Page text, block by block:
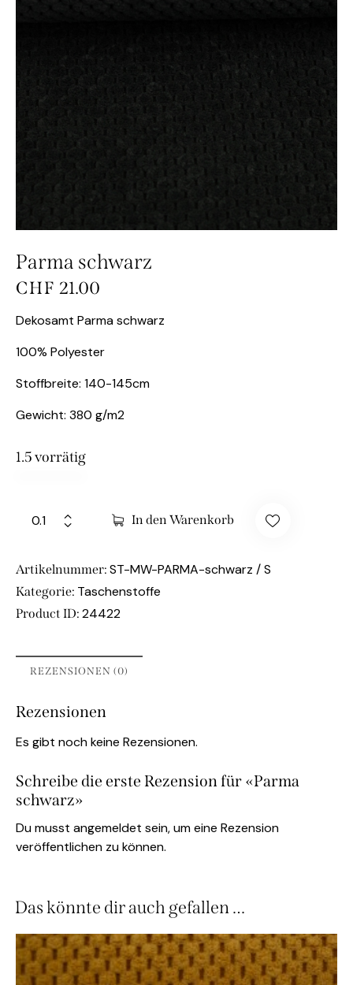
Parma schwarz
CHF 21.00
Dekosamt Parma schwarz
100% Polyester
Stoffbreite: 140-145cm
Gewicht: 380 g/m2
1.5 vorrätig
In den Warenkorb
Artikelnummer: ST-MW-PARMA-schwarz / S
Kategorie: Taschenstoffe
Product ID: 24422
REZENSIONEN (0)
Rezensionen
Es gibt noch keine Rezensionen.
Schreibe die erste Rezension für «Parma
schwarz»
Du musst angemeldet sein, um eine Rezension
veröffentlichen zu können.
Das könnte dir auch gefallen …